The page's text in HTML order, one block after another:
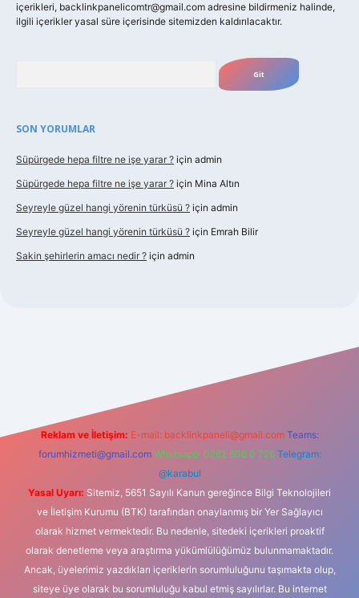
içerikleri, backlinkpanelicomtr@gmail.com adresine bildirmeniz halinde,
ilgili içerikler yasal süre içerisinde sitemizden kaldırılacaktır.
SON YORUMLAR
Süpürgede hepa filtre ne işe yarar ? için admin
Süpürgede hepa filtre ne işe yarar ? için Mina Altın
Seyreyle güzel hangi yörenin türküsü ? için admin
Seyreyle güzel hangi yörenin türküsü ? için Emrah Bilir
Sakin şehirlerin amacı nedir ? için admin
Reklam ve İletişim: E-mail: backlinkpaneli@gmail.com Teams:
forumhizmeti@gmail.com Whatsapp: 0262 606 0 726 Telegram:
@karabul
Yasal Uyarı: Sitemiz, 5651 Sayılı Kanun gereğince Bilgi Teknolojileri
ve İletişim Kurumu (BTK) tarafından onaylanmış bir Yer Sağlayıcı
olarak hizmet vermektedir. Bu nedenle, sitedeki içerikleri proaktif
olarak denetleme veya araştırma yükümlülüğümüz bulunmamaktadır.
Ancak, üyelerimiz yazdıkları içeriklerin sorumluluğunu taşımakta olup,
siteye üye olarak bu sorumluluğu kabul etmiş sayılırlar. Bu internet